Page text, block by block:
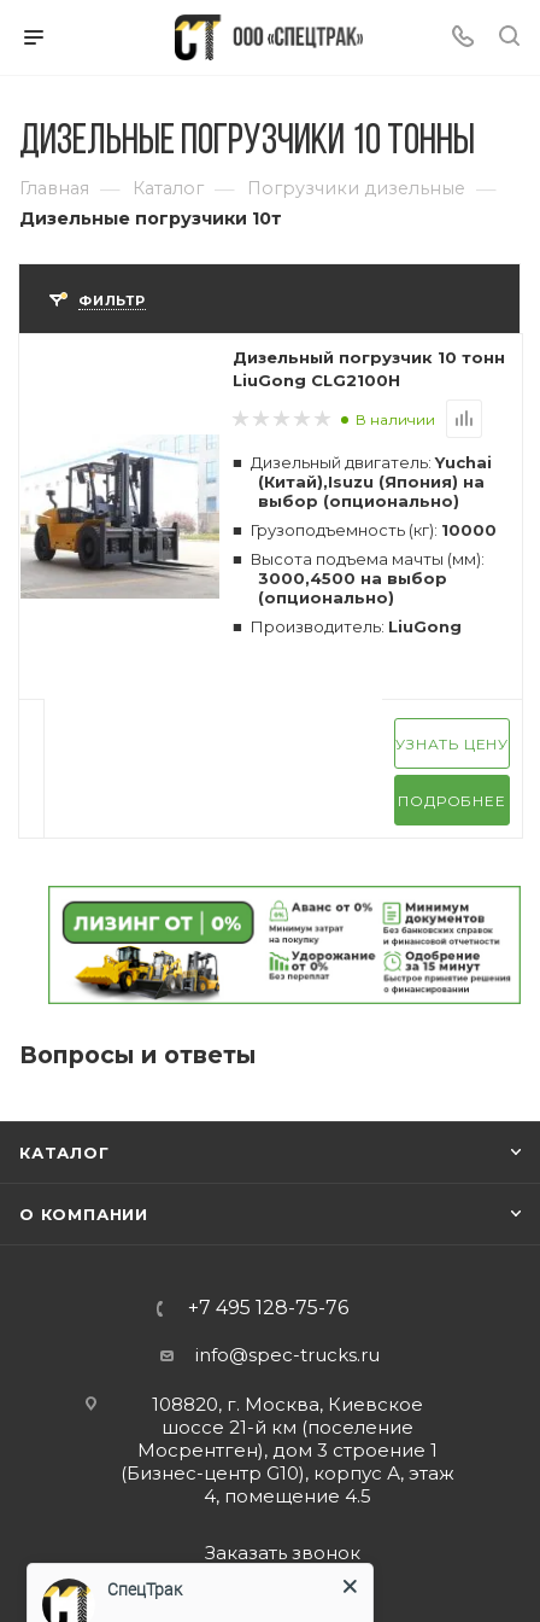
Дизельные погрузчики 10 тонны
Главная — Каталог — Погрузчики дизельные —
Дизельные погрузчики 10т
ФИЛЬТР
Дизельный погрузчик 10 тонн
LiuGong CLG2100H
В наличии
Дизельный двигатель:Yuchai
(Китай),Isuzu (Япония) на
выбор (опционально)
Грузоподъемность (кг): 10000
Высота подъема мачты (мм):
3000,4500 на выбор
(опционально)
Производитель: LiuGong
УЗНАТЬ ЦЕНУ
ПОДРОБНЕЕ
Вопросы и ответы
КАТАЛОГ
О КОМПАНИИ
+7 495 128-75-76
info@spec-trucks.ru
108820, г. Москва, Киевское
шоссе 21-й км (поселение
Мосрентген), дом 3 строение 1
(Бизнес-центр G10), корпус А, этаж
4, помещение 4.5
Заказать звонок
СпецТрак